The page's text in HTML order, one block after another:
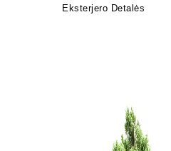
Eksterjero Detalės